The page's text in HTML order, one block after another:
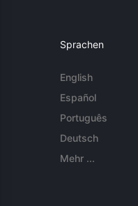
Sprachen
English
Español
Português
Deutsch
Mehr ...